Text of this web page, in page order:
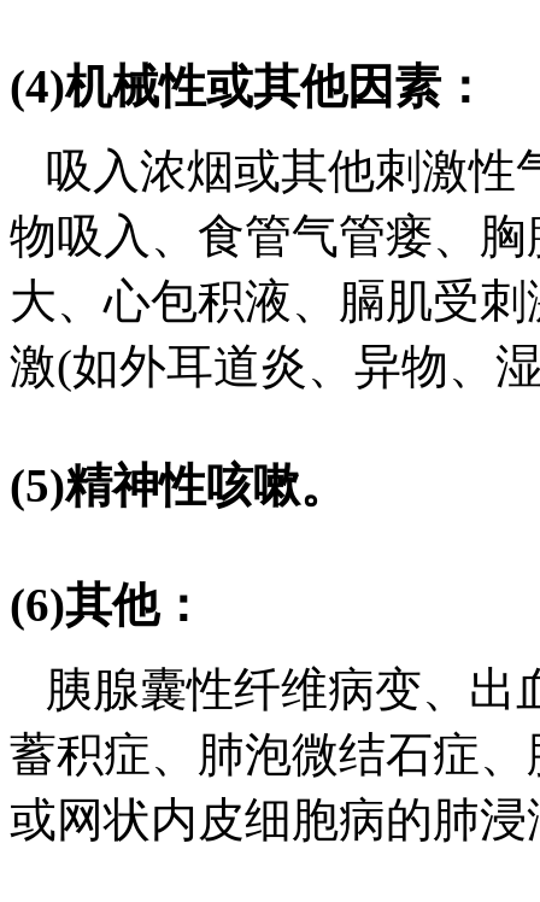
(4)机械性或其他因素：
吸入浓烟或其他刺激性
物吸入、食管气管瘘、
大、心包积液、膈肌受
激(如外耳道炎、异物、
(5)精神性咳嗽。
(6)其他：
胰腺囊性纤维病变、出
蓄积症、肺泡微结石症
或网状内皮细胞病的肺浸